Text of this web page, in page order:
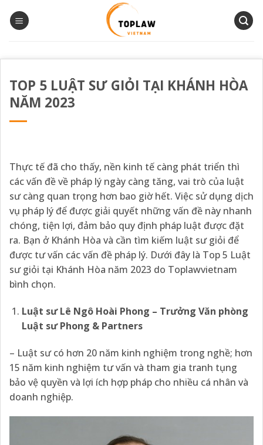
qua
TOP 5 LUẬT SƯ GIỎI TẠI KHÁNH HÒA
NĂM 2023
Thực tế đã cho thấy, nền kinh tế càng phát triển thì
các vấn đề về pháp lý ngày càng tăng, vai trò của luật
sư càng quan trọng hơn bao giờ hết. Việc sử dụng dịch
vụ pháp lý để được giải quyết những vấn đề này nhanh
chóng, tiện lợi, đảm bảo quy định pháp luật được đặt
ra. Bạn ở Khánh Hòa và cần tìm kiếm luật sư giỏi để
được tư vấn các vấn đề pháp lý. Dưới đây là Top 5 Luật
sư giỏi tại Khánh Hòa năm 2023 do Toplawvietnam
bình chọn.
Luật sư Lê Ngô Hoài Phong – Trưởng Văn phòng
Luật sư Phong & Partners
– Luật sư có hơn 20 năm kinh nghiệm trong nghề; hơn
15 năm kinh nghiệm tư vấn và tham gia tranh tụng
bảo vệ quyền và lợi ích hợp pháp cho nhiều cá nhân và
doanh nghiệp.